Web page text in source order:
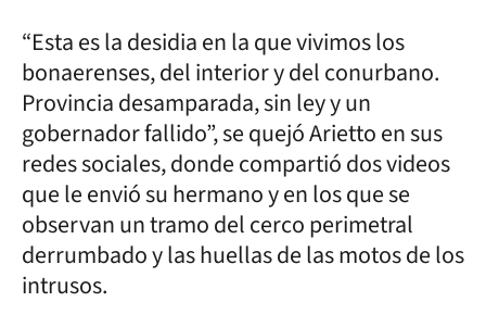
“Esta es la desidia en la que vivimos los
bonaerenses, del interior y del conurbano.
Provincia desamparada, sin ley y un
gobernador fallido”, se quejó Arietto en sus
redes sociales, donde compartió dos videos
que le envió su hermano y en los que se
observan un tramo del cerco perimetral
derrumbado y las huellas de las motos de los
intrusos.